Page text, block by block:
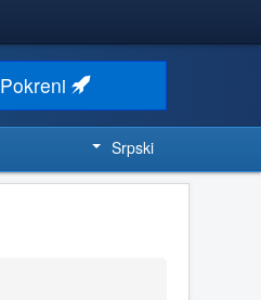
Pokreni
Srpski